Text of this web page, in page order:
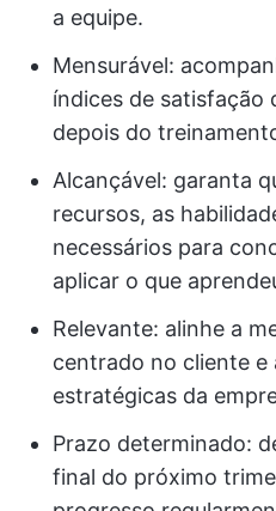
a equipe.
Mensurável:
índices de satisfação
depois do
Alcançável: garanta
recursos, as
necessários para
aplicar o que
Relevante: alinhe a
centrado no cliente e
estratégicas da
Prazo determinado:
final do próximo